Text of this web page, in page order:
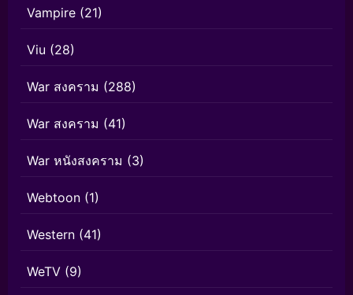
Vampire (21)
Viu (28)
War สงคราม (288)
War สงคราม (41)
War หนังสงคราม (3)
Webtoon (1)
Western (41)
WeTV (9)